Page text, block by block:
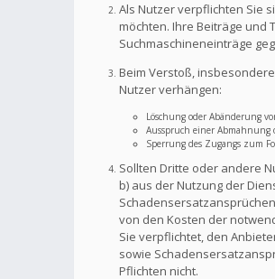
Als Nutzer verpflichten Sie
möchten. Ihre Beiträge und
Suchmaschineneinträge
Beim Verstoß,
Nutzer verhängen:
Löschung oder Abänderung
Ausspruch einer Abmahnung
Sperrung des Zugangs zum
Sollten Dritte oder andere
b) aus der Nutzung der
von den Kosten der
Sie verpflichtet, den
sowie
Pflichten nicht.